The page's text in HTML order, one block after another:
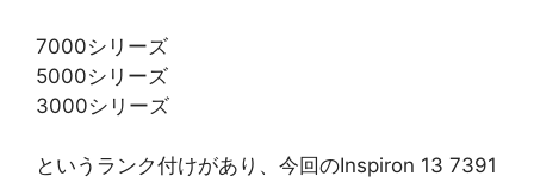
7000シリーズ
5000シリーズ
3000シリーズ
というランク付けがあり、今回のInspiron 13 7391